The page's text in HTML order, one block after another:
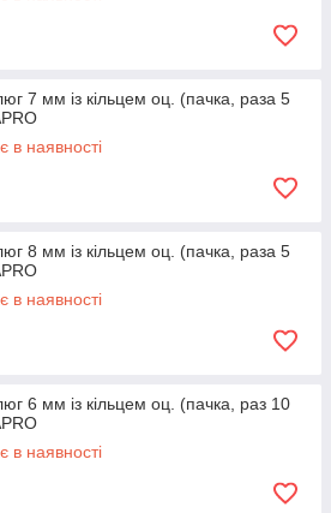
7 мм із кільцем оц. (пачка, раза 5
в наявності
8 мм із кільцем оц. (пачка, раза 5
в наявності
6 мм із кільцем оц. (пачка, раз 10
в наявності